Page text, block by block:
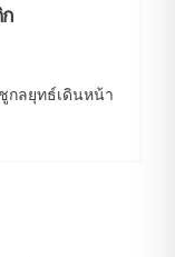
กลยุทธ์เดินหน้า